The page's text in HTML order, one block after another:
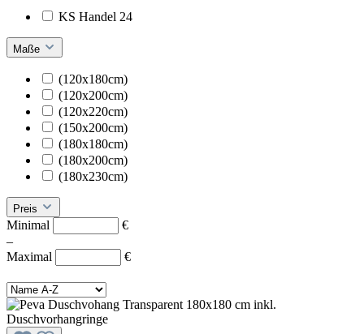
KS Handel 24
Maße
(120x180cm)
(120x200cm)
(120x220cm)
(150x200cm)
(180x180cm)
(180x200cm)
(180x230cm)
Preis
Minimal
€
–
Maximal
€